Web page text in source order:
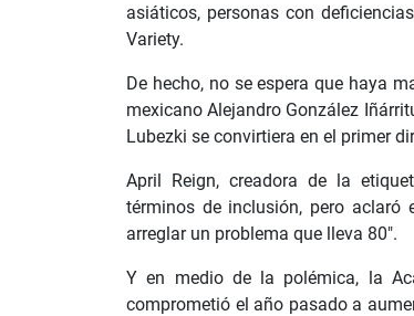
asiáticos, personas con
Variety.
De hecho, no se espera que haya
mexicano Alejandro González
Lubezki se convirtiera en el primer
April Reign, creadora de la
términos de inclusión, pero
arreglar un problema que lleva 80".
Y en medio de la polémica, la
comprometió el año pasado a